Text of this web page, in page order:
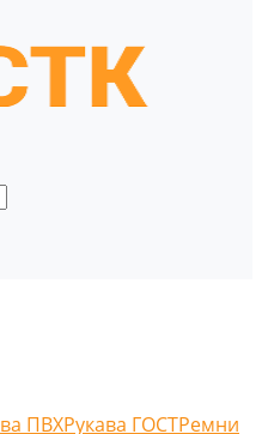
ПВХРукава ГОСТРемни